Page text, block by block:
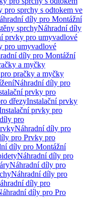
sprchy s odtokem ve
díly pro Montážní
sprchyNáhradní díly
prvky pro umyvadlové
pro umyvadlové
díly pro Montážní
a myčky
pračky a myčky
Náhradní díly pro
prvky pro
dřezyInstalační prvky
prvky pro
pro
Náhradní díly pro
pro Prvky pro
díly pro Montážní
Náhradní díly pro
Náhradní díly pro
Náhradní díly pro
díly pro
díly pro Pro